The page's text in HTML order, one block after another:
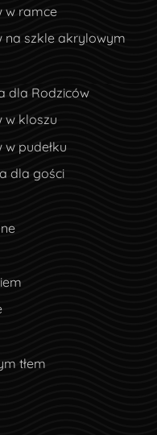
w ramce
na szkle akrylowym
dla Rodziców
w kloszu
pudełku
dla gości
tłem